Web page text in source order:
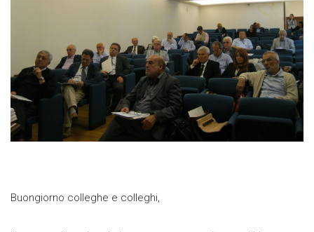
Buongiorno colleghe e colleghi,